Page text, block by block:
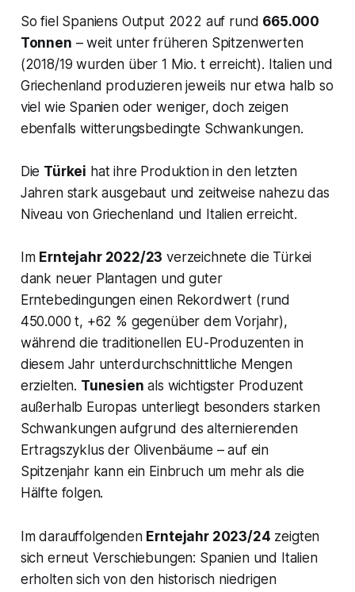
So fiel Spaniens Output 2022 auf rund 665.000
Tonnen – weit unter früheren Spitzenwerten
(2018/19 wurden über 1 Mio. t erreicht)​. Italien und
Griechenland produzieren jeweils nur etwa halb so
viel wie Spanien oder weniger, doch zeigen
ebenfalls witterungsbedingte Schwankungen.
Die Türkei hat ihre Produktion in den letzten
Jahren stark ausgebaut und zeitweise nahezu das
Niveau von Griechenland und Italien erreicht​.
Im Erntejahr 2022/23 verzeichnete die Türkei
dank neuer Plantagen und guter
Erntebedingungen einen Rekordwert (rund
450.000 t, +62 % gegenüber dem Vorjahr),
während die traditionellen EU-Produzenten in
diesem Jahr unterdurchschnittliche Mengen
erzielten. Tunesien als wichtigster Produzent
außerhalb Europas unterliegt besonders starken
Schwankungen aufgrund des alternierenden
Ertragszyklus der Olivenbäume – auf ein
Spitzenjahr kann ein Einbruch um mehr als die
Hälfte folgen​.
Im darauffolgenden Erntejahr 2023/24 zeigten
sich erneut Verschiebungen: Spanien und Italien
erholten sich von den historisch niedrigen